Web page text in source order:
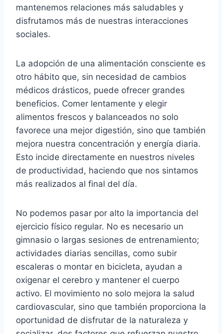
mantenemos relaciones más saludables y
disfrutamos más de nuestras interacciones
sociales.
La adopción de una alimentación consciente es
otro hábito que, sin necesidad de cambios
médicos drásticos, puede ofrecer grandes
beneficios. Comer lentamente y elegir
alimentos frescos y balanceados no solo
favorece una mejor digestión, sino que también
mejora nuestra concentración y energía diaria.
Esto incide directamente en nuestros niveles
de productividad, haciendo que nos sintamos
más realizados al final del día.
No podemos pasar por alto la importancia del
ejercicio físico regular. No es necesario un
gimnasio o largas sesiones de entrenamiento;
actividades diarias sencillas, como subir
escaleras o montar en bicicleta, ayudan a
oxigenar el cerebro y mantener el cuerpo
activo. El movimiento no solo mejora la salud
cardiovascular, sino que también proporciona la
oportunidad de disfrutar de la naturaleza y